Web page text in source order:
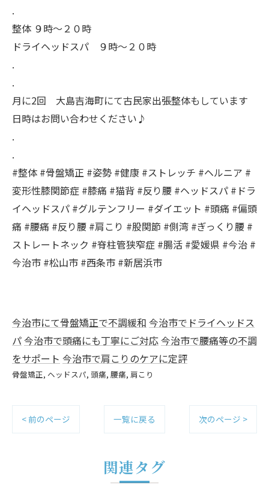
.
整体 ９時〜２０時
ドライヘッドスパ ９時〜２０時
.
.
月に2回 大島吉海町にて古民家出張整体もしています
日時はお問い合わせください♪
.
.
#整体 #骨盤矯正 #姿勢 #健康 #ストレッチ #ヘルニア #
変形性膝関節症 #膝痛 #猫背 #反り腰 #ヘッドスパ #ドラ
イヘッドスパ #グルテンフリー #ダイエット #頭痛 #偏頭
痛 #腰痛 #反り腰 #肩こり #股関節 #側湾 #ぎっくり腰 #
ストレートネック #脊柱管狭窄症 #腸活 #愛媛県 #今治 #
今治市 #松山市 #西条市 #新居浜市
今治市にて骨盤矯正で不調緩和 今治市でドライヘッドス
パ今治市で頭痛にも丁寧にご対応今治市で腰痛等の不調
をサポート 今治市で肩こりのケアに定評
骨盤矯正 ヘッドスパ 頭痛 腰痛 肩こり
< 前のページ 一覧に戻る 次のページ >
関連タグ